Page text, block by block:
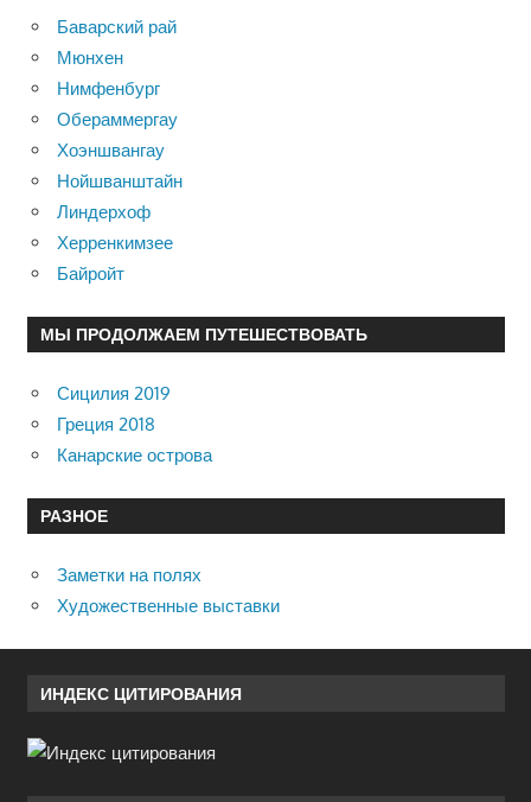
Баварский рай
Мюнхен
Нимфенбург
Обераммергау
Хоэншвангау
Нойшванштайн
Линдерхоф
Херренкимзее
Байройт
МЫ ПРОДОЛЖАЕМ ПУТЕШЕСТВОВАТЬ
Сицилия 2019
Греция 2018
Канарские острова
РАЗНОЕ
Заметки на полях
Художественные выставки
ИНДЕКС ЦИТИРОВАНИЯ